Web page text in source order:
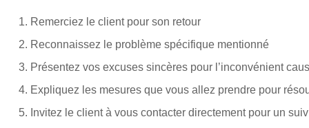
Remerciez le client pour son retour
Reconnaissez le problème spécifique mentionné
Présentez vos excuses sincères pour l’inconvénient
Expliquez les mesures que vous allez prendre pour
Invitez le client à vous contacter directement pour un